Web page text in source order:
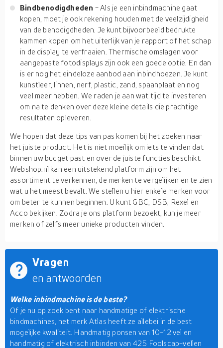
Bindbenodigdheden - Als je een inbindmachine gaat
kopen, moet je ook rekening houden met de veelzijdigheid
van de benodigdheden. Je kunt bijvoorbeeld bedrukte
kammen kopen om het uiterlijk van je rapport of het schap
in de display te verfraaien. Thermische omslagen voor
aangepaste fotodisplays zijn ook een goede optie. En dan
is er nog het eindeloze aanbod aan inbindhoezen. Je kunt
kunstleer, linnen, nerf, plastic, zand, spaanplaat en nog
veel meer hebben. We raden je aan wat tijd te investeren
om na te denken over deze kleine details die prachtige
resultaten opleveren.
We hopen dat deze tips van pas komen bij het zoeken naar
het juiste product. Het is niet moeilijk om iets te vinden dat
binnen uw budget past en over de juiste functies beschikt.
Webshop.nl kan een uitstekend platform zijn om het
assortiment te verkennen, de merken te vergelijken en te zien
wat u het meest bevalt. We stellen u hier enkele merken voor
om beter te kunnen beginnen. U kunt GBC, DSB, Rexel en
Acco bekijken. Zodra je ons platform bezoekt, kun je meer
merken of zelfs meer unieke producten vinden.
Vragen
en antwoorden
Welke inbindmachine is de beste?
Of je nu op zoek bent naar handmatige of elektrische
bindmachines, het merk Atlas heeft ze allebei in de best
mogelijke kwaliteit. Handmatig ponsen van 10-12 vel en
handmatig of elektrisch inbinden van 425 Foolscap-vellen